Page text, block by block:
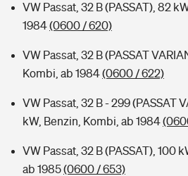
VW Passat, 32 B (PASSAT), 82
1984(0600 / 620)
VW Passat, 32 B (PASSAT
Kombi, ab 1984(0600 / 622)
VW Passat, 32 B - 299 (PASSAT
kW, Benzin, Kombi, ab 1984
VW Passat, 32 B (PASSAT), 100
ab 1985(0600 / 653)